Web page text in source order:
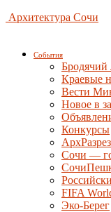
Архитектура Сочи
События
Бродячий
Краевые
Вести
Новое в
Конкурсы
АрхРазрез
Сочи —
FIFA
Эко-Берег